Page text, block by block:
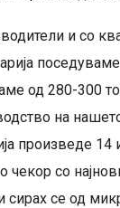
и со
од 280-300
на
произведе 14
со
сирах се од